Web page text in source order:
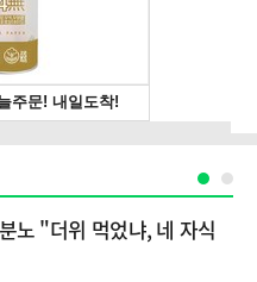
노 "더위 먹었냐, 네 자식